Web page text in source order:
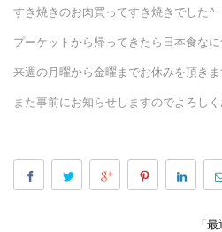
すき焼きのお肉買ってすき焼きでした^
プーケットから帰ってきたら日本食な
来週の月曜から金曜までお休みを頂き
また事前にお知らせしますのでよろし
「最